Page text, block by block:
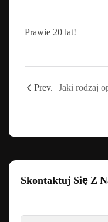
Prawie 20 lat!
Prev.
Skontaktuj Się Z